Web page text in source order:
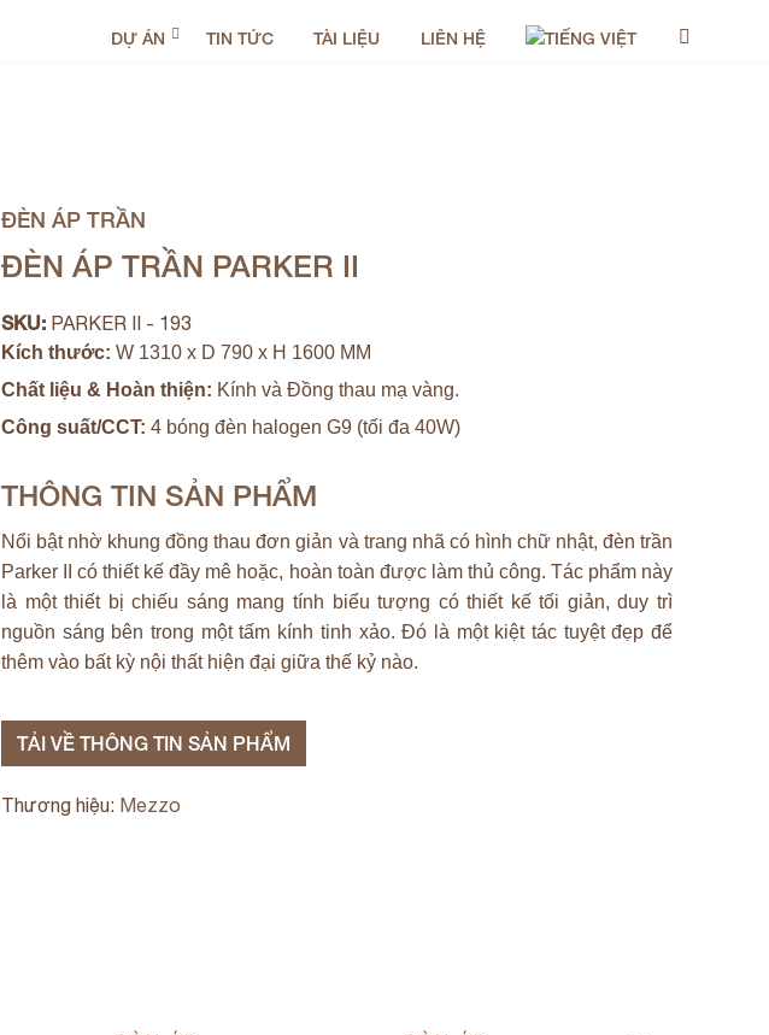
DỰ ÁN TIN TỨC TÀI LIỆU LIÊN HỆ
ĐÈN ÁP TRẦN
ĐÈN ÁP TRẦN PARKER II
SKU: PARKER II - 193
Kích thước: W 1310 x D 790 x H 1600 MM
Chất liệu & Hoàn thiện: Kính và Đồng thau mạ vàng.
Công suất/CCT: 4 bóng đèn halogen G9 (tối đa 40W)
THÔNG TIN SẢN PHẨM
Nổi bật nhờ khung đồng thau đơn giản và trang nhã có hình chữ nhật, đèn trần
Parker II có thiết kế đầy mê hoặc, hoàn toàn được làm thủ công. Tác phẩm này
là một thiết bị chiếu sáng mang tính biểu tượng có thiết kế tối giản, duy trì
nguồn sáng bên trong một tấm kính tinh xảo. Đó là một kiệt tác tuyệt đẹp để
thêm vào bất kỳ nội thất hiện đại giữa thế kỷ nào.
TẢI VỀ THÔNG TIN SẢN PHẨM
Thương hiệu: Mezzo